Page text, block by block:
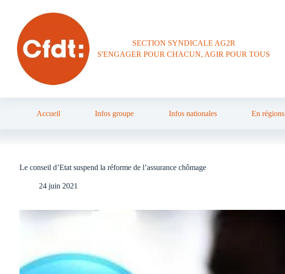
SECTION SYNDICALE AG2R
S'ENGAGER POUR CHACUN, AGIR POUR TOUS
Accueil Infos groupe Infos nationales En régions
Le conseil d’Etat suspend la réforme de l’assurance chômage
24 juin 2021